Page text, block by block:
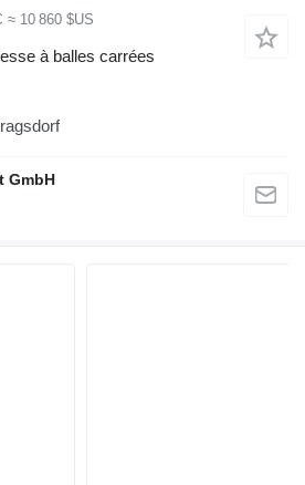
≈ 10 860 $US
à balles carrées
GmbH